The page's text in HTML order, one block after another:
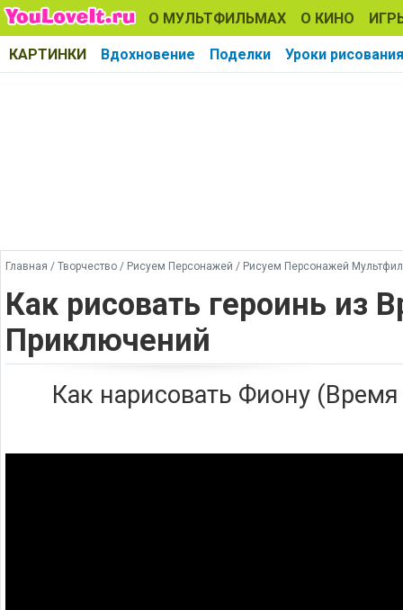
О МУЛЬТФИЛЬМАХ О КИНО
КАРТИНКИ Вдохновение Поделки Уроки рисования
Главная / Творчество / Рисуем Персонажей / Рисуем Персонажей
Как рисовать героинь из
Приключений
Как нарисовать Фиону